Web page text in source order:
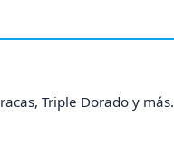
Triple Dorado y